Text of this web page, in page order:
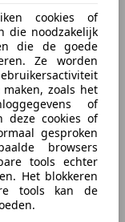
cookies of
die noodzakelijk
die de goede
Ze worden
zoals het
of
deze cookies of
gesproken
browsers
tools echter
Het blokkeren
tools kan de